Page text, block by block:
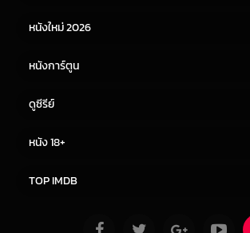
หนังใหม่ 2026
หนังการ์ตูน
ดูซีรีย์
หนัง 18+
TOP IMDB